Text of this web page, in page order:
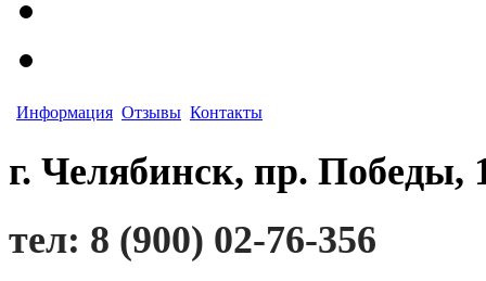
Информация Отзывы Контакты
г. Челябинск, пр. Победы,
тел: 8 (900) 02-76-356